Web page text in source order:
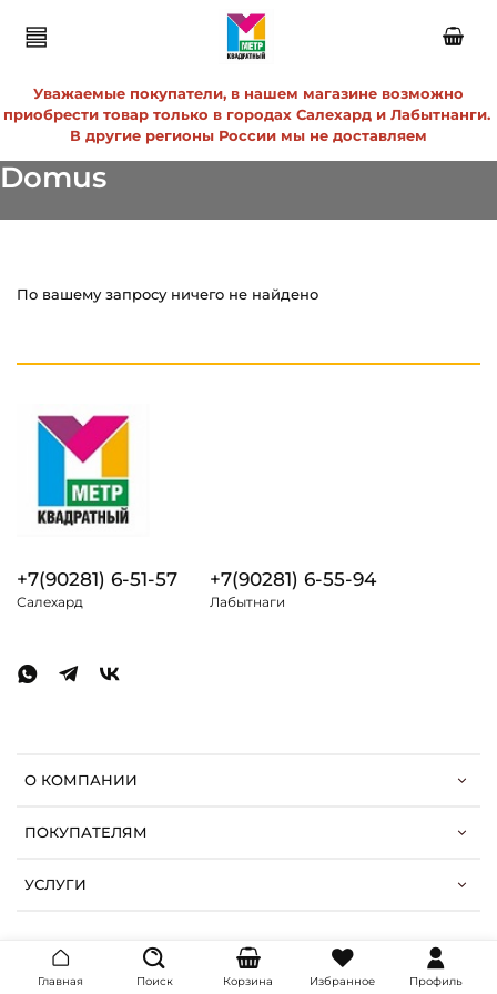
Уважаемые покупатели, в нашем магазине возможно
приобрести товар только в городах Салехард и Лабытнанги.
В другие регионы России мы не доставляем
Domus
По вашему запросу ничего не найдено
О КОМПАНИИ
ПОКУПАТЕЛЯМ
УСЛУГИ
+7(90281) 6-51-57
Салехард
+7(90281) 6-55-94
Лабытнаги
Главная Поиск Корзина Избранное Профиль